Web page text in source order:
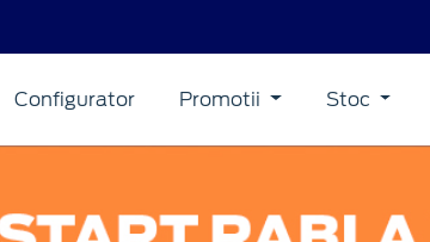
Configurator Promotii Stoc